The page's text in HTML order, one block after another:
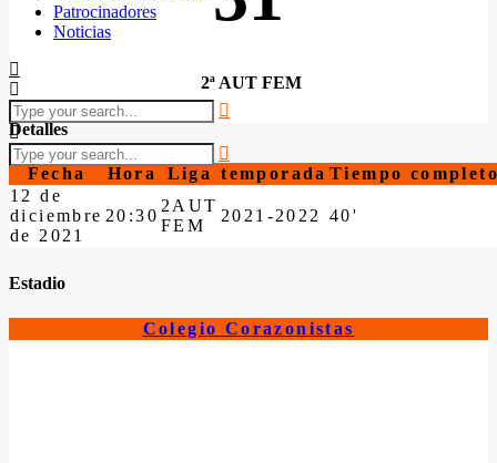
Patrocinadores
Noticias
2ª AUT FEM
Detalles
Fecha Hora Liga temporada Tiempo
12 de
diciembre
de 2021
20:30
2AUT
FEM
2021-2022 40'
Estadio
Colegio Corazonistas